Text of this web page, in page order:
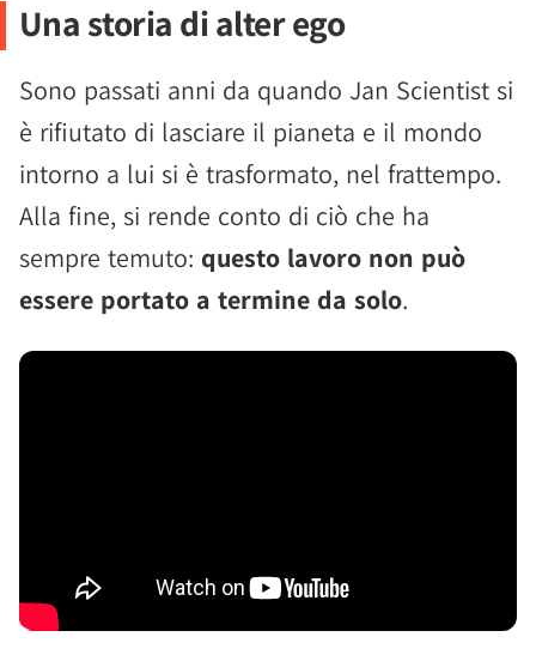
Una storia di alter ego
Sono passati anni da quando Jan Scientist si
è rifiutato di lasciare il pianeta e il mondo
intorno a lui si è trasformato, nel frattempo.
Alla fine, si rende conto di ciò che ha
sempre temuto: questo lavoro non può
essere portato a termine da solo.